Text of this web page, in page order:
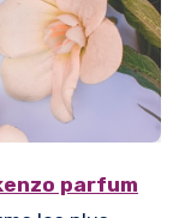
parfum